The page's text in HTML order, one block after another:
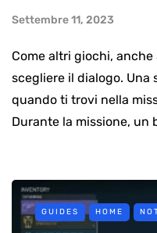
Settembre 11, 2023
Come altri giochi,
scegliere il dialogo. Una
quando ti trovi nella
Durante la missione, un
GUIDES HOME